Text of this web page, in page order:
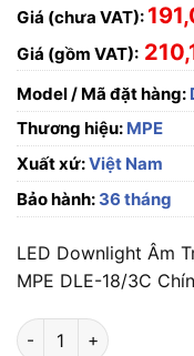
Giá (chưa VAT):
Giá (gồm VAT):
Model / Mã đặt hàng:
Thương hiệu: MPE
Xuất xứ:Việt Nam
Bảo hành: 36 tháng
LED Downlight Âm
MPE DLE-18/3C
LED Downlight Âm